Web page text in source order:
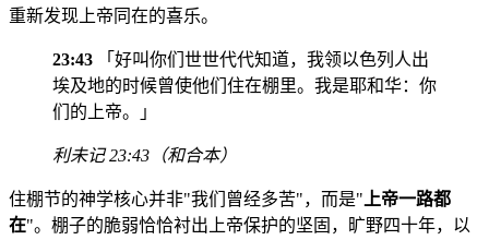
重新发现上帝同在的喜乐。
23:43 「好叫你们世世代代知道，我领以色列人出
埃及地的时候曾使他们住在棚里。我是耶和华：你
们的上帝。」
利未记 23:43（和合本）
住棚节的神学核心并非"我们曾经多苦"，而是" 上帝一路都
在"。棚子的脆弱恰恰衬出上帝保护的坚固，旷野四十年，以